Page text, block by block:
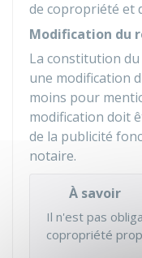
de copropriété et
Modification du
La constitution
une modification
moins pour
modification doit
de la publicité
notaire.
À savoir
Il n'est pas
copropriété